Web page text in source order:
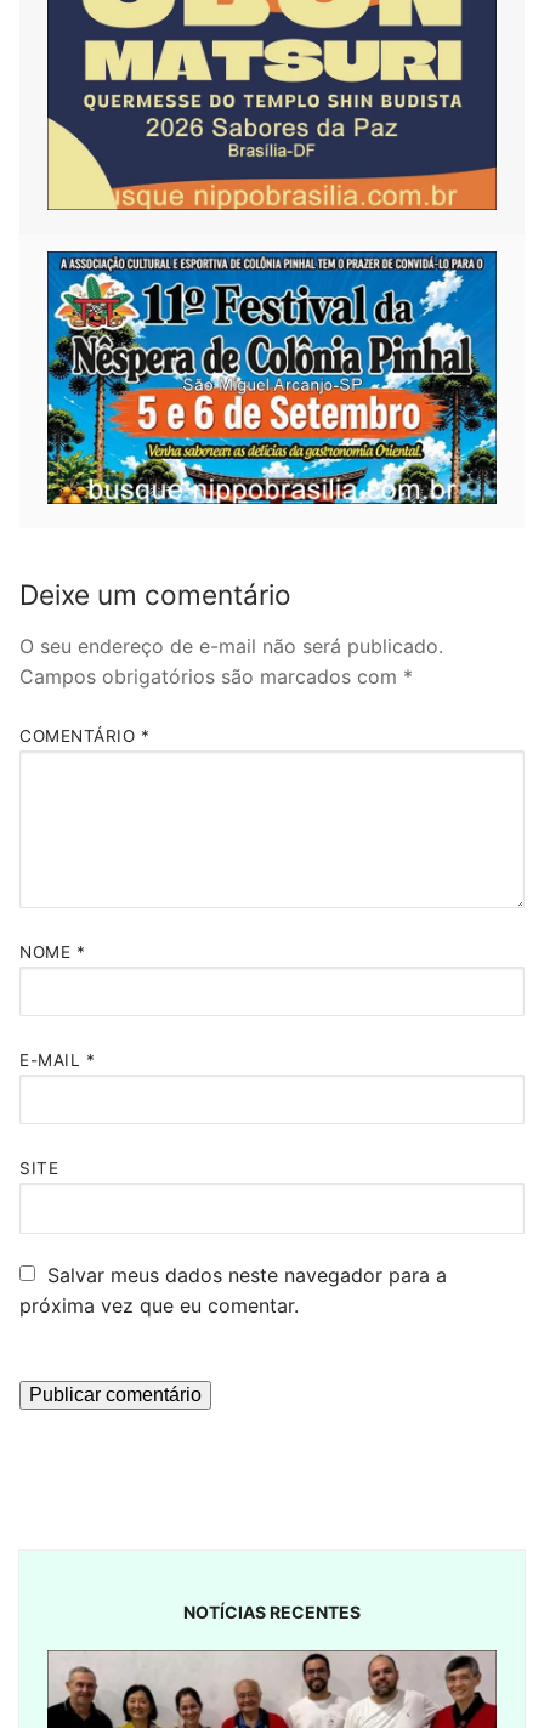
Deixe um comentário
O seu endereço de e-mail não será publicado.
Campos obrigatórios são marcados com *
COMENTÁRIO *
NOME *
E-MAIL *
SITE
Salvar meus dados neste navegador para a
próxima vez que eu comentar.
NOTÍCIAS RECENTES